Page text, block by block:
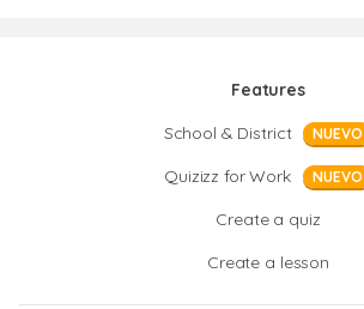
Features
School & District
NUEVO
Quizizz for Work NUEVO
Create a quiz
Create a lesson